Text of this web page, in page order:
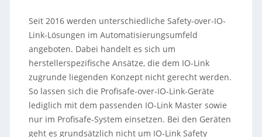
Seit 2016 werden unterschiedliche Safety-over-IO-
Link-Lösungen im Automatisierungsumfeld
angeboten. Dabei handelt es sich um
herstellerspezifische Ansätze, die dem IO-Link
zugrunde liegenden Konzept nicht gerecht werden.
So lassen sich die Profisafe-over-IO-Link-Geräte
lediglich mit dem passenden IO-Link Master sowie
nur im Profisafe-System einsetzen. Bei den Geräten
geht es grundsätzlich nicht um IO-Link Safety